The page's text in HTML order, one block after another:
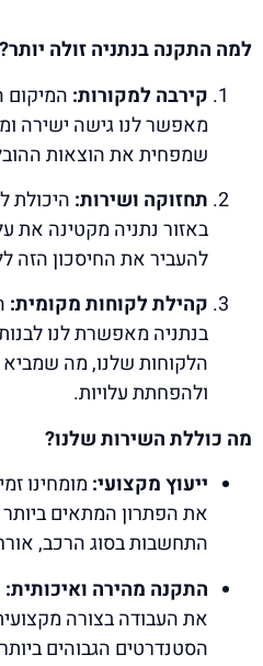
למה התקנה בנתניה זולה יותר?
קירבה למקורות: המיקום
מאפשר לנו גישה ישירה
שמפחית את הוצאות
תחזוקה ושירות: היכולת
באזור נתניה מקטינה את
להעביר את החיסכון הזה
קהילת לקוחות מקומית:
בנתניה מאפשרת לנו
הלקוחות שלנו, מה שמביא
ולהפחתת עלויות.
מה כוללת השירות שלנו?
ייעוץ מקצועי: מומחינו
את הפתרון המתאים
התחשבות בסוג הרכב,
התקנה מהירה ואיכותית:
את העבודה בצורה
הסטנדרטים הגבוהים